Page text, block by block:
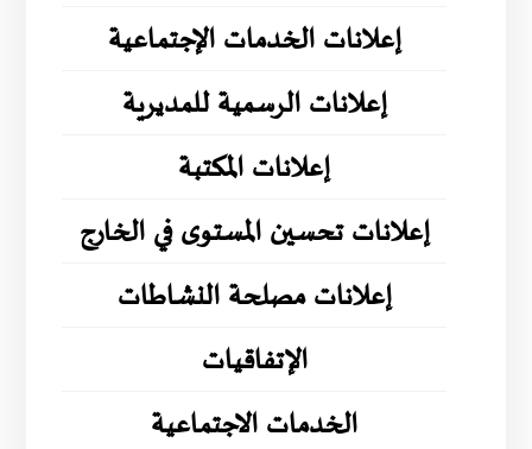
إعلانات الخدمات الإجتماعية
إعلانات الرسمية للمديرية
إعلانات المكتبة
إعلانات تحسين المستوى في الخارج
إعلانات مصلحة النشاطات
الإتفاقيات
الخدمات الاجتماعية